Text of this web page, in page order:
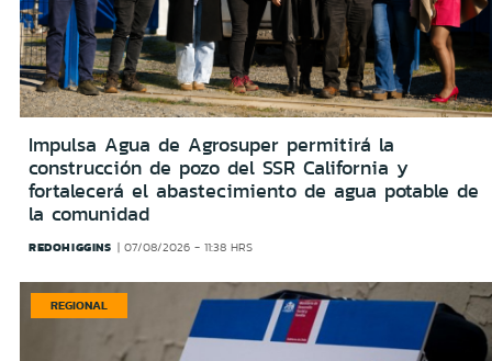
Impulsa Agua de Agrosuper permitirá la
construcción de pozo del SSR California y
fortalecerá el abastecimiento de agua potable de
la comunidad
REDOHIGGINS 07/08/2026 - 11:38 HRS
REGIONAL